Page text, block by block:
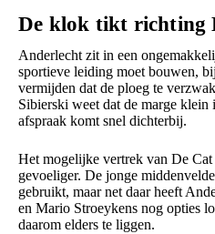
De klok tikt richting
Anderlecht zit in een
sportieve leiding moet bouwen,
vermijden dat de ploeg te
Sibierski weet dat de marge klein
afspraak komt snel dichterbij.
Het mogelijke vertrek van De
gevoeliger. De jonge
gebruikt, maar net daar heeft
en Mario Stroeykens nog opties
daarom elders te liggen.